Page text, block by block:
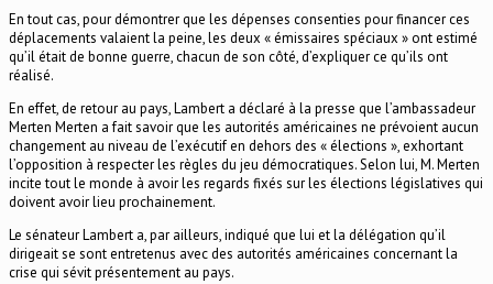
En tout cas, pour démontrer que les dépenses consenties pour financer ces
déplacements valaient la peine, les deux « émissaires spéciaux » ont estimé
qu’il était de bonne guerre, chacun de son côté, d’expliquer ce qu’ils ont
réalisé.
En effet, de retour au pays, Lambert a déclaré à la presse que l’ambassadeur
Merten Merten a fait savoir que les autorités américaines ne prévoient aucun
changement au niveau de l’exécutif en dehors des « élections », exhortant
l’opposition à respecter les règles du jeu démocratiques. Selon lui, M. Merten
incite tout le monde à avoir les regards fixés sur les élections législatives qui
doivent avoir lieu prochainement.
Le sénateur Lambert a, par ailleurs, indiqué que lui et la délégation qu’il
dirigeait se sont entretenus avec des autorités américaines concernant la
crise qui sévit présentement au pays.